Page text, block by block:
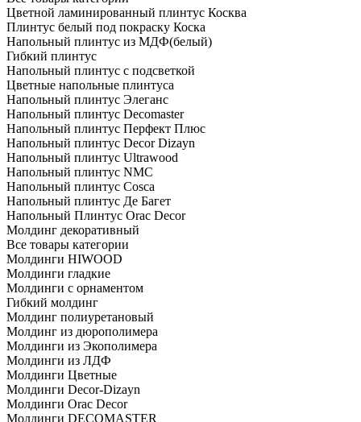
Цветной ламинированный плинтус Косква
Плинтус белый под покраску Коска
Напольный плинтус из МДФ(белый)
Гибкий плинтус
Напольный плинтус с подсветкой
Цветные напольные плинтуса
Напольный плинтус Элеганс
Напольный плинтус Decomaster
Напольный плинтус Перфект Плюс
Напольный плинтус Decor Dizayn
Напольный плинтус Ultrawood
Напольный плинтус NMC
Напольный плинтус Cosca
Напольный плинтус Де Багет
Напольный Плинтус Orac Decor
Молдинг декоративный
Все товары категории
Молдинги HIWOOD
Молдинги гладкие
Молдинги с орнаментом
Гибкий молдинг
Молдинг полиуретановый
Молдинг из дюрополимера
Молдинги из Экополимера
Молдинги из ЛДФ
Молдинги Цветные
Молдинги Decor-Dizayn
Молдинги Orac Decor
Молдинги DECOMASTER